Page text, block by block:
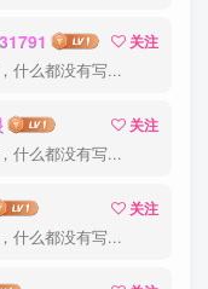
}
关注
什么都没有写...
关注
什么都没有写...
关注
什么都没有写...